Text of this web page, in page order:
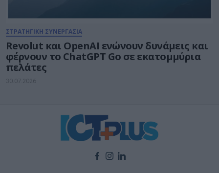
ΣΤΡΑΤΗΓΙΚΗ ΣΥΝΕΡΓΑΣΙΑ
Revolut και OpenAI ενώνουν δυνάμεις και
φέρνουν το ChatGPT Go σε εκατομμύρια
πελάτες
30.07.2026